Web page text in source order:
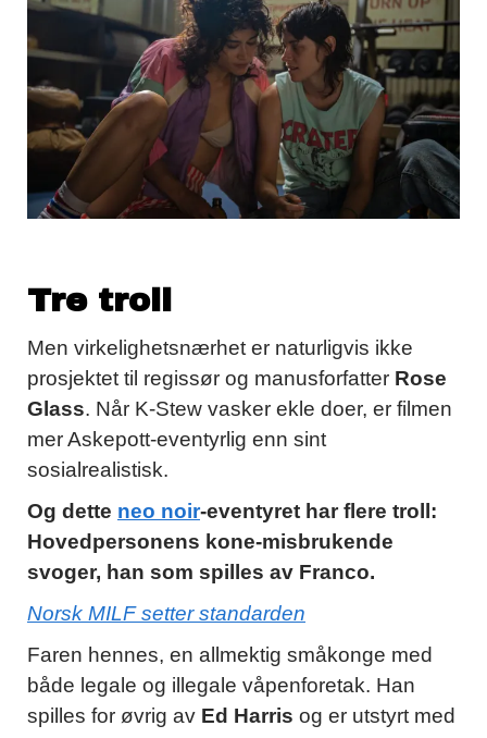
Tre troll
Men virkelighetsnærhet er naturligvis ikke
prosjektet til regissør og manusforfatter Rose
Glass. Når K-Stew vasker ekle doer, er filmen
mer Askepott-eventyrlig enn sint
sosialrealistisk.
Og dette neo noir-eventyret har flere troll:
Hovedpersonens kone-misbrukende
svoger, han som spilles av Franco.
Norsk MILF setter standarden
Faren hennes, en allmektig småkonge med
både legale og illegale våpenforetak. Han
spilles for øvrig av Ed Harris og er utstyrt med